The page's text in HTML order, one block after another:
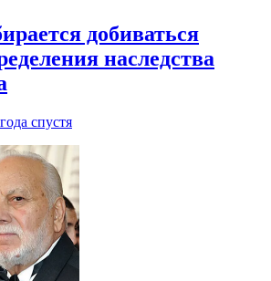
добиваться
наследства
спустя